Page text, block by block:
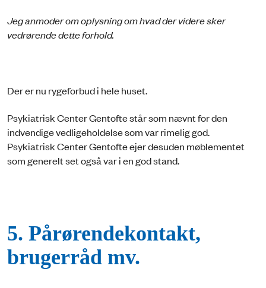
Jeg anmoder om oplysning om hvad der videre sker
vedrørende dette forhold.
Der er nu rygeforbud i hele huset.
Psykiatrisk Center Gentofte står som nævnt for den
indvendige vedligeholdelse som var rimelig god.
Psykiatrisk Center Gentofte ejer desuden møblementet
som generelt set også var i en god stand.
5. Pårørendekontakt,
brugerråd mv.